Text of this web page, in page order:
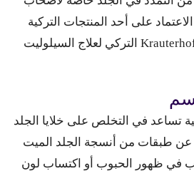
على أحد المنتجات التركية
المميزة ومنها منتج جل Krauterhof التركي لعلاج السيلوليت
تساعد في التخلص على خلايا الجلد
عن طبقات من أنسجة الجلد الميت
في ظهور الحبوب أو اكتساب لون